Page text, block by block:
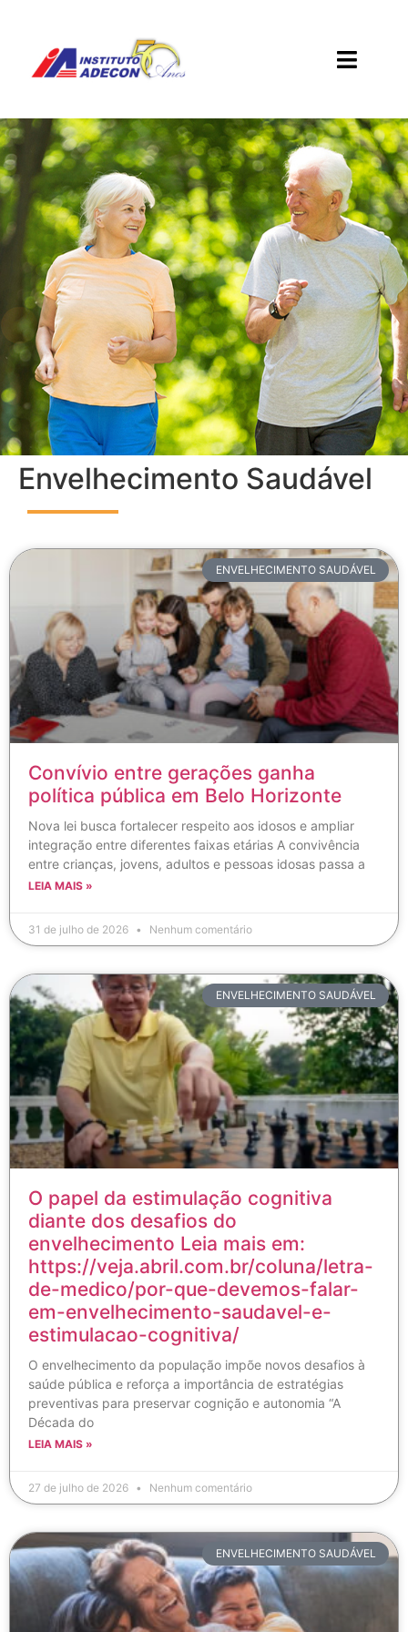
Envelhecimento Saudável
ENVELHECIMENTO SAUDÁVEL
Convívio entre gerações ganha
política pública em Belo Horizonte
Nova lei busca fortalecer respeito aos idosos e ampliar
integração entre diferentes faixas etárias A convivência
entre crianças, jovens, adultos e pessoas idosas passa a
LEIA MAIS »
31 de julho de 2026 Nenhum comentário
ENVELHECIMENTO SAUDÁVEL
O papel da estimulação cognitiva
diante dos desafios do
envelhecimento Leia mais em:
https://veja.abril.com.br/coluna/letra-
de-medico/por-que-devemos-falar-
em-envelhecimento-saudavel-e-
estimulacao-cognitiva/
O envelhecimento da população impõe novos desafios à
saúde pública e reforça a importância de estratégias
preventivas para preservar cognição e autonomia “A
Década do
LEIA MAIS »
27 de julho de 2026 Nenhum comentário
ENVELHECIMENTO SAUDÁVEL